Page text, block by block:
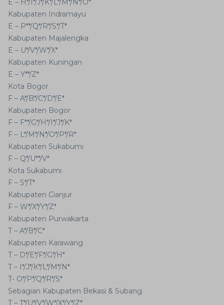
E – H*/I*/J*/K*/L*/M*/N*/O*
Kabupaten Indramayu
E – P**/Q*/R*/S*/T*
Kabupaten Majalengka
E – U*/V*/W*/X*
Kabupaten Kuningan
E – Y**/Z*
Kota Bogor
F – A*/B*/C*/D*/E*
Kabupaten Bogor
F – F**/G*/H*/I*/J*/K*
F – L*/M*/N*/O*/P*/R*
Kabupaten Sukabumi
F – Q*/U**/V*
Kota Sukabumi
F – S*/T*
Kabupaten Cianjur
F – W*/X*/Y*/Z*
Kabupaten Purwakarta
T – A*/B*/C*
Kabupaten Karawang
T – D*/E*/F*/G*/H*
T – I*/J*/K*/L*/M*/N*
T- O*/P*/Q*/R*/S*
Sebagian Kabupaten Bekasi & Subang